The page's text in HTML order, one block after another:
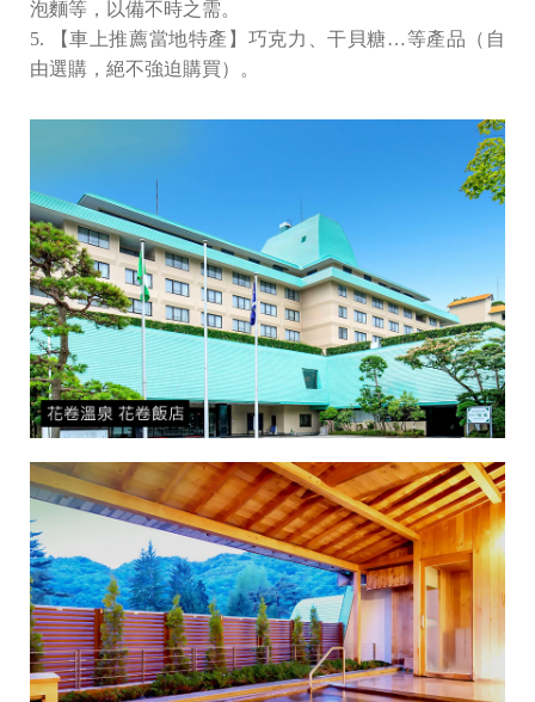
泡麵等，以備不時之需。
5. 【車上推薦當地特產】巧克力、干貝糖…等產品（自
由選購，絕不強迫購買）。